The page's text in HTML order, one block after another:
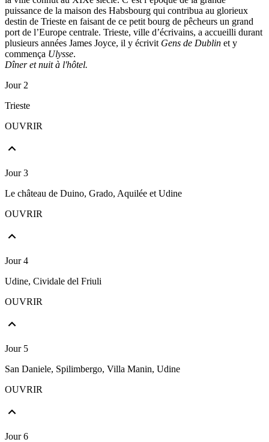
puissance de la maison des Habsbourg qui contribua au glorieux
destin de Trieste en faisant de ce petit bourg de pêcheurs un grand
port de l’Europe centrale. Trieste, ville d’écrivains, a accueilli durant
plusieurs années James Joyce, il y écrivit Gens de Dublin et y
commença Ulysse.
Dîner et nuit à l'hôtel.
Jour 2
Trieste
OUVRIR
Jour 3
Le château de Duino, Grado, Aquilée et Udine
OUVRIR
Jour 4
Udine, Cividale del Friuli
OUVRIR
Jour 5
San Daniele, Spilimbergo, Villa Manin, Udine
OUVRIR
Jour 6